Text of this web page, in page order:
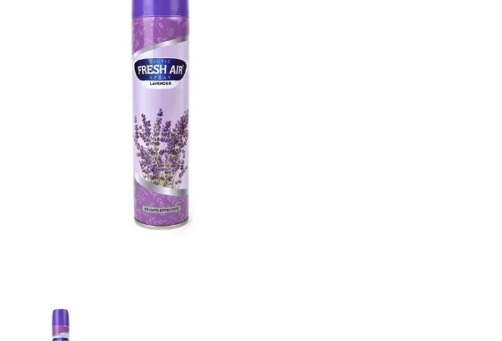
Merida DAVANIA Spray do osvěžovače 250 ml
Fresh Air osvěžovač vzduchu Fresh Linen 260 ml